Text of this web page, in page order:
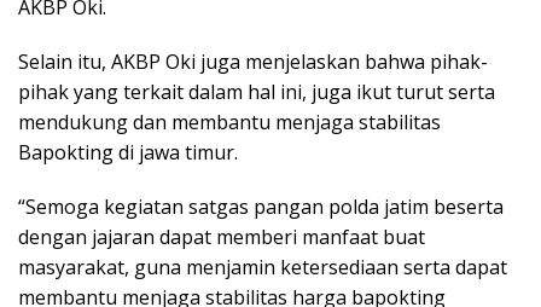
AKBP Oki.
Selain itu, AKBP Oki juga menjelaskan bahwa pihak-
pihak yang terkait dalam hal ini, juga ikut turut serta
mendukung dan membantu menjaga stabilitas
Bapokting di jawa timur.
“Semoga kegiatan satgas pangan polda jatim beserta
dengan jajaran dapat memberi manfaat buat
masyarakat, guna menjamin ketersediaan serta dapat
membantu menjaga stabilitas harga bapokting